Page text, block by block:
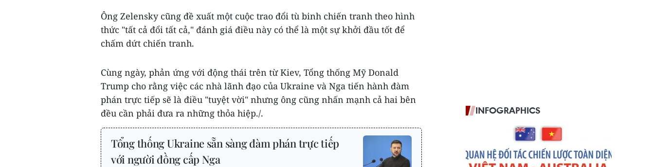
Ông Zelensky cũng đề xuất một cuộc trao đổi tù binh chiến tranh theo hình
thức "tất cả đổi tất cả," đánh giá điều này có thể là một sự khởi đầu tốt để
chấm dứt chiến tranh.
Cùng ngày, phản ứng với động thái trên từ Kiev, Tổng thống Mỹ Donald
Trump cho rằng việc các nhà lãnh đạo của Ukraine và Nga tiến hành đàm
phán trực tiếp sẽ là điều "tuyệt vời" nhưng ông cũng nhấn mạnh cả hai bên
đều cần phải đưa ra những thỏa hiệp./.
Tổng thống Ukraine sẵn sàng đàm phán trực tiếp
với người đồng cấp Nga
INFOGRAPHICS